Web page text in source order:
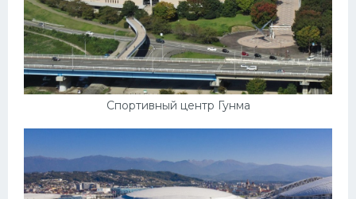
Спортивный центр Гунма